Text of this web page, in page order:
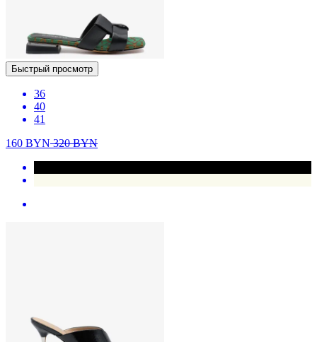
Быстрый просмотр
36
40
41
160 BYN320BYN